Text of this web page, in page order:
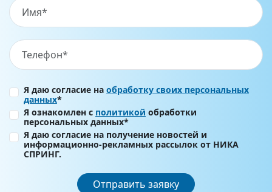
Я даю согласие на обработку своих персональных
данных*
Я ознакомлен с политикой обработки
персональных данных*
Я даю согласие на получение новостей и
информационно-рекламных рассылок от НИКА
СПРИНГ.
Отправить заявку